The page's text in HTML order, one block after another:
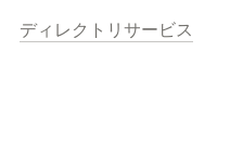
ディレクトリサービス